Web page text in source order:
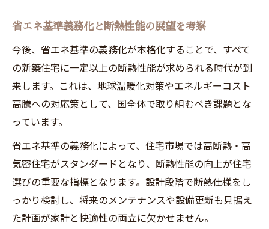
省エネ基準義務化と断熱性能の展望を考察
今後、省エネ基準の義務化が本格化することで、すべて
の新築住宅に一定以上の断熱性能が求められる時代が到
来します。これは、地球温暖化対策やエネルギーコスト
高騰への対応策として、国全体で取り組むべき課題とな
っています。
省エネ基準の義務化によって、住宅市場では高断熱・高
気密住宅がスタンダードとなり、断熱性能の向上が住宅
選びの重要な指標となります。設計段階で断熱仕様をし
っかり検討し、将来のメンテナンスや設備更新も見据え
た計画が家計と快適性の両立に欠かせません。